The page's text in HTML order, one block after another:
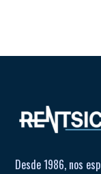
Desde 1986, nos